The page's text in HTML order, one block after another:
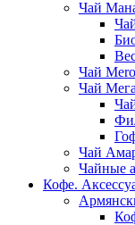
Чай
Чай
Чай
Чай
Чайные
Кофе.